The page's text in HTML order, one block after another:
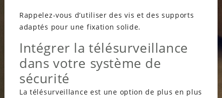
Rappelez-vous d’utiliser des vis et des supports
adaptés pour une fixation solide.
Intégrer la télésurveillance
dans votre système de
sécurité
La télésurveillance est une option de plus en plus